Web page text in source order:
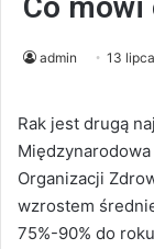
admin 13
Rak jest drugą
Organizacji
wzrostem
75%-90% do